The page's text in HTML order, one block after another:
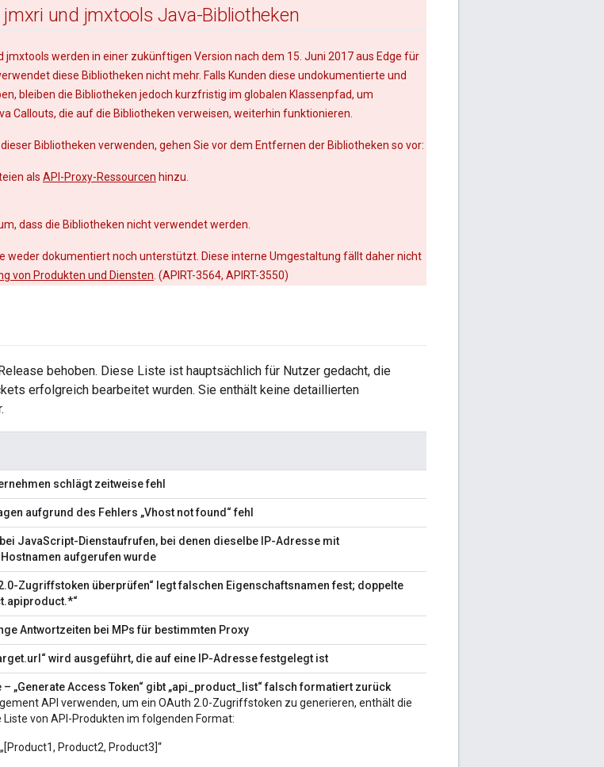
jmxri und jmxtools Java-Bibliotheken
jmxtools werden in einer zukünftigen Version nach dem 15. Juni 2017 aus Edge für
diese Bibliotheken nicht mehr. Falls Kunden diese undokumentierte und
bleiben die Bibliotheken jedoch kurzfristig im globalen Klassenpfad, um
Callouts, die auf die Bibliotheken verweisen, weiterhin funktionieren.
Bibliotheken verwenden, gehen Sie vor dem Entfernen der Bibliotheken so vor:
als API-Proxy-Ressourcen hinzu.
dass die Bibliotheken nicht verwendet werden.
weder dokumentiert noch unterstützt. Diese interne Umgestaltung fällt daher nicht
von Produkten und Diensten . (APIRT-3564, APIRT-3550)
behoben. Diese Liste ist hauptsächlich für Nutzer gedacht, die
erfolgreich bearbeitet wurden. Sie enthält keine detaillierten
schlägt zeitweise fehl
aufgrund des Fehlers „Vhost not found“ fehl
JavaScript-Dienstaufrufen, bei denen dieselbe IP-Adresse mit
aufgerufen wurde
Zugriffstoken überprüfen“ legt falschen Eigenschaftsnamen fest; doppelte
Antwortzeiten bei MPs für bestimmten Proxy
wird ausgeführt, die auf eine IP-Adresse festgelegt ist
– „Generate Access Token“ gibt „api_product_list“ falsch formatiert zurück
API verwenden, um ein OAuth 2.0-Zugriffstoken zu generieren, enthält die
von API-Produkten im folgenden Format:
Product2, Product3]“